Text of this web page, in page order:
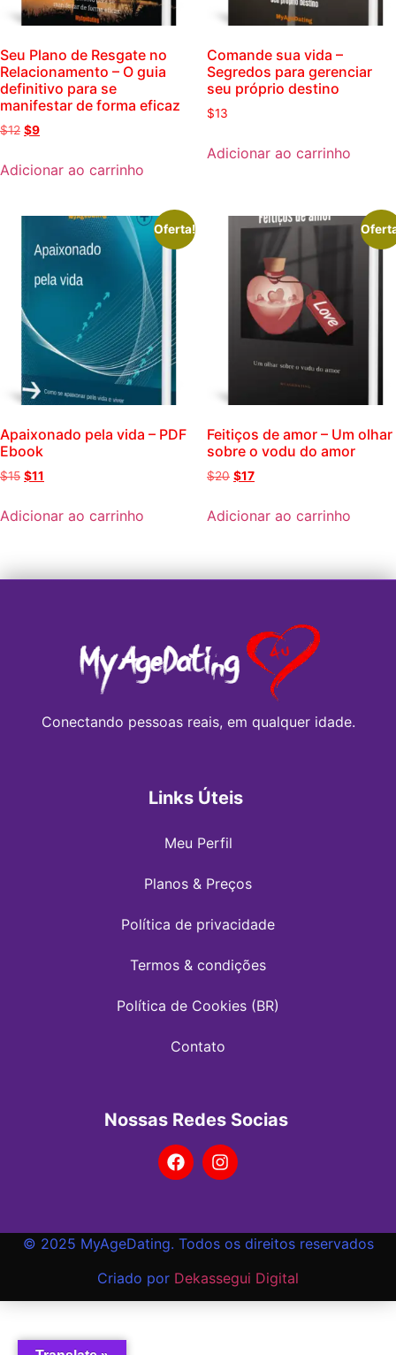
Seu Plano de Resgate no
Relacionamento – O guia
definitivo para se
manifestar de forma eficaz
$12 $9
Adicionar ao carrinho
Comande sua vida –
Segredos para gerenciar
seu próprio destino
$13
Adicionar ao carrinho
Oferta!
Apaixonado pela vida – PDF
Ebook
$15 $11
Adicionar ao carrinho
Feitiços de amor – Um olhar
sobre o vodu do amor
$20 $17
Adicionar ao carrinho
Conectando pessoas reais, em qualquer idade.
Links Úteis
Meu Perfil
Planos & Preços
Política de privacidade
Termos & condições
Política de Cookies (BR)
Contato
Nossas Redes Socias
© 2025 MyAgeDating. Todos os direitos reservados
Criado por Dekassegui Digital